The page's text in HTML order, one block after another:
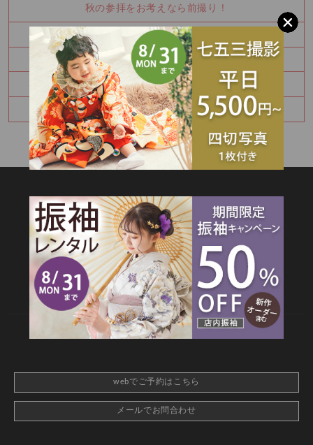
秋の参拝をお考えなら前撮り！
かわいい金太郎さん
夏休み中に振袖を決めませんか？
お宮参り・百日祝いはご家族撮影もおすすめです
七五三8月キャンペーン✨
SITEMAP
TOP 新着情報
料金・商品
キャンペーン
衣装カタログ
店舗情報
よくあるご質問
お問合せ
web撮影予約
CONTACT
webでご予約はこちら
メールでお問合わせ